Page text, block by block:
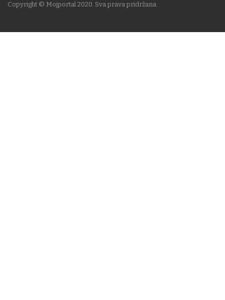
Copyright © Mojportal 2020. Sva prava pridržana.